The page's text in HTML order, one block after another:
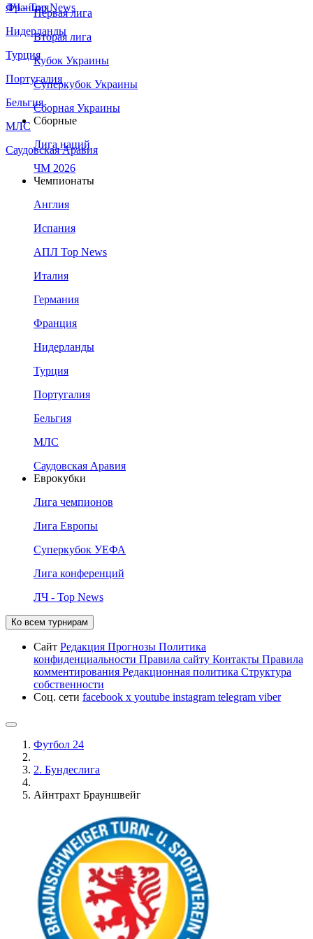
Франция
Нидерланды
Турция
Португалия
Бельгия
МЛС
Саудовская Аравия
ЛЧ - Top News
Первая лига
Вторая лига
Кубок Украины
Суперкубок Украины
Сборная Украины
Сборные
Лига наций
ЧМ 2026
Чемпионаты
Англия
Испания
АПЛ Top News
Италия
Германия
Франция
Нидерланды
Турция
Португалия
Бельгия
МЛС
Саудовская Аравия
Еврокубки
Лига чемпионов
Лига Европы
Суперкубок УЕФА
Лига конференций
ЛЧ - Top News
Ко всем турнирам
Сайт Редакция Прогнозы Политика
конфиденциальности Правила сайту Контакты Правила
комментирования Редакционная политика Структура
собственности
Соц. сети facebook x youtube instagram telegram viber
Футбол 24
2. Бундеслига
Айнтрахт Брауншвейг